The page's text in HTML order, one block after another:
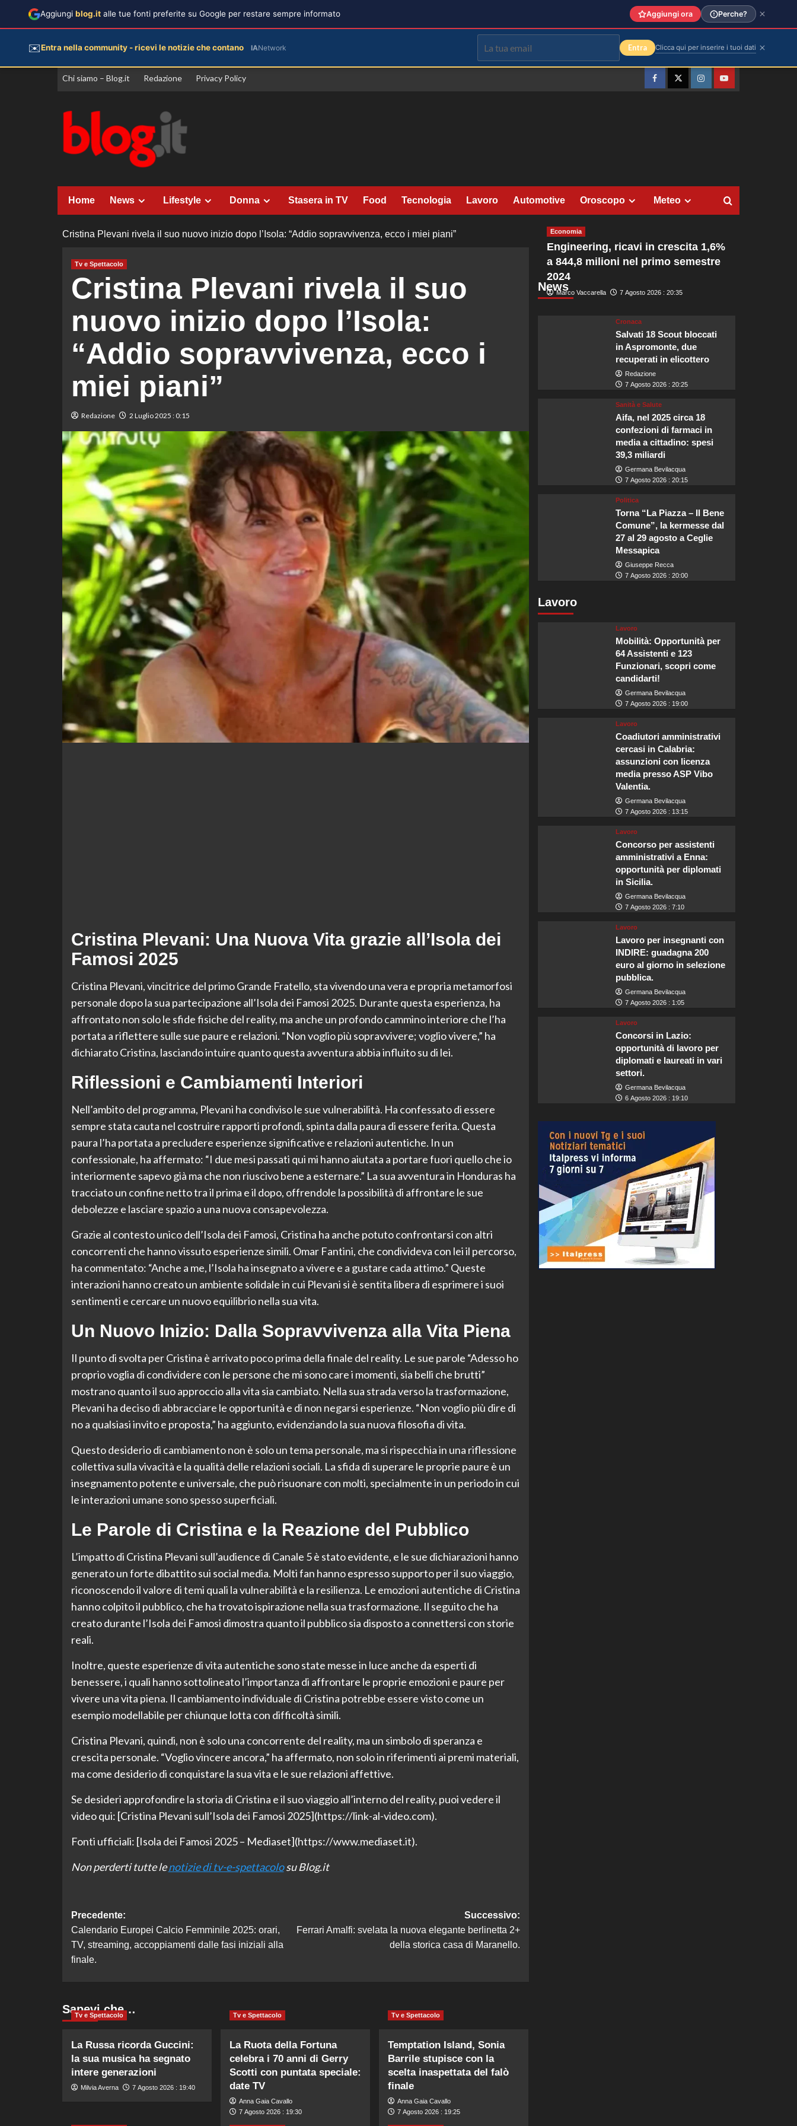
Vai
Chi siamo – Blog.it Redazione Privacy Policy
FacebookTwitterInstagramYouTube
Home News Lifestyle Donna Stasera in TV Food Tecnologia Lavoro Automotive Oroscopo Meteo
Cristina Plevani rivela il suo nuovo inizio dopo l’Isola: “Addio sopravvivenza, ecco i miei piani”
Tv e Spettacolo
Cristina Plevani rivela il suo
nuovo inizio dopo l’Isola:
“Addio sopravvivenza, ecco i
miei piani”
Redazione 2 Luglio 2025 : 0:15
Cristina Plevani: Una Nuova Vita grazie all’Isola dei
Famosi 2025
Cristina Plevani, vincitrice del primo Grande Fratello, sta vivendo una vera e propria metamorfosi
personale dopo la sua partecipazione all’Isola dei Famosi 2025. Durante questa esperienza, ha
affrontato non solo le sfide fisiche del reality, ma anche un profondo cammino interiore che l’ha
portata a riflettere sulle sue paure e relazioni. “Non voglio più sopravvivere; voglio vivere,” ha
dichiarato Cristina, lasciando intuire quanto questa avventura abbia influito su di lei.
Riflessioni e Cambiamenti Interiori
Nell’ambito del programma, Plevani ha condiviso le sue vulnerabilità. Ha confessato di essere
sempre stata cauta nel costruire rapporti profondi, spinta dalla paura di essere ferita. Questa
paura l’ha portata a precludere esperienze significative e relazioni autentiche. In un
confessionale, ha affermato: “I due mesi passati qui mi hanno aiutata a portare fuori quello che io
interiormente sapevo già ma che non riuscivo bene a esternare.” La sua avventura in Honduras ha
tracciato un confine netto tra il prima e il dopo, offrendole la possibilità di affrontare le sue
debolezze e lasciare spazio a una nuova consapevolezza.
Grazie al contesto unico dell’Isola dei Famosi, Cristina ha anche potuto confrontarsi con altri
concorrenti che hanno vissuto esperienze simili. Omar Fantini, che condivideva con lei il percorso,
ha commentato: “Anche a me, l’Isola ha insegnato a vivere e a gustare cada attimo.” Queste
interazioni hanno creato un ambiente solidale in cui Plevani si è sentita libera di esprimere i suoi
sentimenti e cercare un nuovo equilibrio nella sua vita.
Un Nuovo Inizio: Dalla Sopravvivenza alla Vita Piena
Il punto di svolta per Cristina è arrivato poco prima della finale del reality. Le sue parole “Adesso ho
proprio voglia di condividere con le persone che mi sono care i momenti, sia belli che brutti”
mostrano quanto il suo approccio alla vita sia cambiato. Nella sua strada verso la trasformazione,
Plevani ha deciso di abbracciare le opportunità e di non negarsi esperienze. “Non voglio più dire di
no a qualsiasi invito e proposta,” ha aggiunto, evidenziando la sua nuova filosofia di vita.
Questo desiderio di cambiamento non è solo un tema personale, ma si rispecchia in una riflessione
collettiva sulla vivacità e la qualità delle relazioni sociali. La sfida di superare le proprie paure è un
insegnamento potente e universale, che può risuonare con molti, specialmente in un periodo in cui
le interazioni umane sono spesso superficiali.
Le Parole di Cristina e la Reazione del Pubblico
L’impatto di Cristina Plevani sull’audience di Canale 5 è stato evidente, e le sue dichiarazioni hanno
generato un forte dibattito sui social media. Molti fan hanno espresso supporto per il suo viaggio,
riconoscendo il valore di temi quali la vulnerabilità e la resilienza. Le emozioni autentiche di Cristina
hanno colpito il pubblico, che ha trovato ispirazione nella sua trasformazione. Il seguito che ha
creato durante l’Isola dei Famosi dimostra quanto il pubblico sia disposto a connettersi con storie
reali.
Inoltre, queste esperienze di vita autentiche sono state messe in luce anche da esperti di
benessere, i quali hanno sottolineato l’importanza di affrontare le proprie emozioni e paure per
vivere una vita piena. Il cambiamento individuale di Cristina potrebbe essere visto come un
esempio modellabile per chiunque lotta con difficoltà simili.
Cristina Plevani, quindi, non è solo una concorrente del reality, ma un simbolo di speranza e
crescita personale. “Voglio vincere ancora,” ha affermato, non solo in riferimenti ai premi materiali,
ma come desiderio di conquistare la sua vita e le sue relazioni affettive.
Se desideri approfondire la storia di Cristina e il suo viaggio all’interno del reality, puoi vedere il
video qui: [Cristina Plevani sull’Isola dei Famosi 2025](https://link-al-video.com).
Fonti ufficiali: [Isola dei Famosi 2025 – Mediaset](https://www.mediaset.it).
Non perderti tutte lenotizie di tv-e-spettacolosu Blog.it
Navigazione
articolo
Precedente:
Calendario Europei Calcio Femminile 2025: orari,
TV, streaming, accoppiamenti dalle fasi iniziali alla
finale.
Successivo:
Ferrari Amalfi: svelata la nuova elegante berlinetta 2+
della storica casa di Maranello.
Sapevi che…
Tv e Spettacolo
La Russa ricorda Guccini:
la sua musica ha segnato
intere generazioni
Milvia Averna 7 Agosto 2026 : 19:40
Tv e Spettacolo
La Ruota della Fortuna
celebra i 70 anni di Gerry
Scotti con puntata speciale:
date TV
Anna Gaia Cavallo
7 Agosto 2026 : 19:30
Tv e Spettacolo
Temptation Island, Sonia
Barrile stupisce con la
scelta inaspettata del falò
finale
Anna Gaia Cavallo
7 Agosto 2026 : 19:25
News
Economia
Engineering, ricavi in crescita 1,6%
a 844,8 milioni nel primo semestre
2024
Marco Vaccarella 7 Agosto 2026 : 20:35
Cronaca
Salvati 18 Scout bloccati
in Aspromonte, due
recuperati in elicottero
Redazione
7 Agosto 2026 : 20:25
Sanità e Salute
Aifa, nel 2025 circa 18
confezioni di farmaci in
media a cittadino: spesi
39,3 miliardi
Germana Bevilacqua
7 Agosto 2026 : 20:15
Politica
Torna “La Piazza – Il Bene
Comune”, la kermesse dal
27 al 29 agosto a Ceglie
Messapica
Giuseppe Recca
7 Agosto 2026 : 20:00
Lavoro
Lavoro
Mobilità: Opportunità per
64 Assistenti e 123
Funzionari, scopri come
candidarti!
Germana Bevilacqua
7 Agosto 2026 : 19:00
Lavoro
Coadiutori amministrativi
cercasi in Calabria:
assunzioni con licenza
media presso ASP Vibo
Valentia.
Germana Bevilacqua
7 Agosto 2026 : 13:15
Lavoro
Concorso per assistenti
amministrativi a Enna:
opportunità per diplomati
in Sicilia.
Germana Bevilacqua
7 Agosto 2026 : 7:10
Lavoro
Lavoro per insegnanti con
INDIRE: guadagna 200
euro al giorno in selezione
pubblica.
Germana Bevilacqua
7 Agosto 2026 : 1:05
Lavoro
Concorsi in Lazio:
opportunità di lavoro per
diplomati e laureati in vari
settori.
Germana Bevilacqua
6 Agosto 2026 : 19:10
Aggiungi blog.it alle tue fonti preferite su Google per restare sempre informato Aggiungi ora Perche?
✉️Entra nella community - ricevi le notizie che contano IANetwork Entra Clicca qui per inserire i tuoi dati